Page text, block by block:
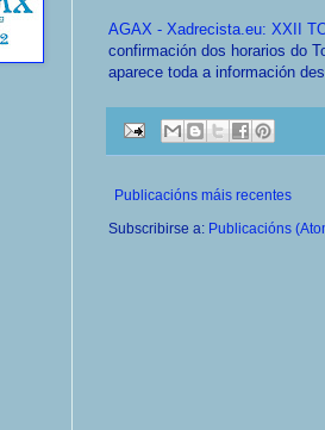
AGAX - Xadrecista.eu: XXII
confirmación dos horarios do
aparece toda a información
Publicacións máis recentes
Subscribirse a: Publicacións